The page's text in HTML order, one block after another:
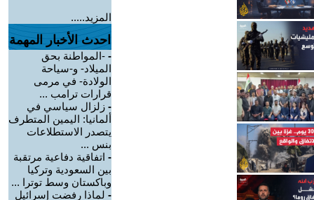
المزيد.....
احدث الأخبار المهمة
- -المواطنة بحق
الميلاد- و-سياحة
الولادة- في مرمى
قرارات ترامب ...
- زلزال سياسي في
ألمانيا: اليمين المتطرف
يتصدر الاستطلاعات
بنس ...
- اتفاقية دفاعية مرتقبة
بين السعودية وتركيا
وباكستان وسط توترا ...
- لماذا رفضت إسرائيل